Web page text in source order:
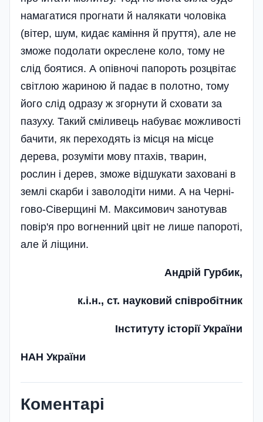
намагатися прогнати й налякати чоловіка
(вітер, шум, кидає каміння й пруття), але не
зможе подолати окреслене коло, тому не
слід боятися. А опівночі папороть розцвітає
світлою жариною й падає в полотно, тому
його слід одразу ж згорнути й сховати за
пазуху. Такий сміливець набуває можливості
бачити, як переходять із місця на місце
дерева, розуміти мову птахів, тварин,
рослин і дерев, зможе відшукати заховані в
землі скарби і заволодіти ними. А на Черні­
гово-Сіверщині М. Максимович занотував
повір'я про вогненний цвіт не лише папороті,
але й ліщини.
Андрій Гурбик,
к.і.н., ст. науковий співробітник
Інституту історії України
НАН України
Коментарі